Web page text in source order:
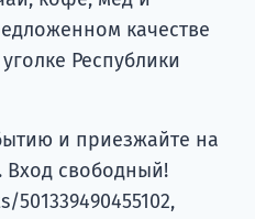
качестве
Республики
и приезжайте на
Вход свободный!